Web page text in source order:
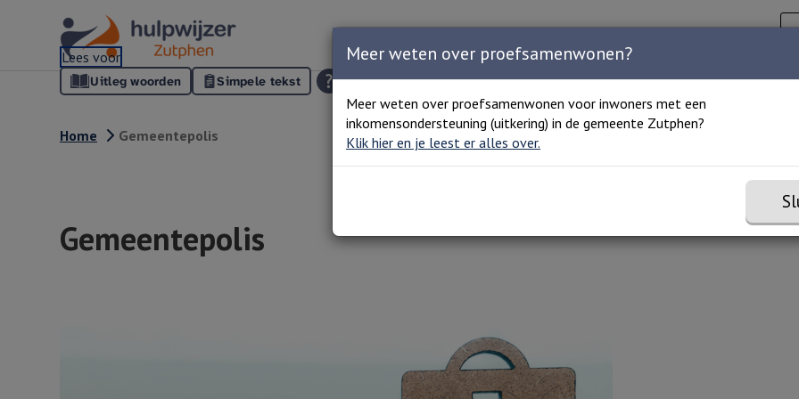
Lees voor
Uitleg woorden Simpele tekst
Zoeken
Home Gemeentepolis
Gemeentepolis
Meer weten over proefsamenwonen?
Meer weten over proefsamenwonen voor inwoners met een
inkomensondersteuning (uitkering) in de gemeente Zutphen?
Klik hier en je leest er alles over.